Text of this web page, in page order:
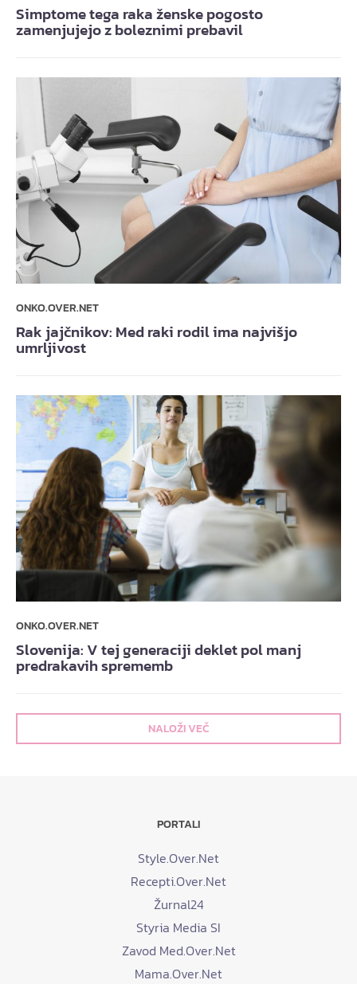
Simptome tega raka ženske pogosto
zamenjujejo z boleznimi prebavil
ONKO.OVER.NET
Rak jajčnikov: Med raki rodil ima najvišjo
umrljivost
ONKO.OVER.NET
Slovenija: V tej generaciji deklet pol manj
predrakavih sprememb
NALOŽI VEČ
PORTALI
Style.Over.Net
Recepti.Over.Net
Žurnal24
Styria Media SI
Zavod Med.Over.Net
Mama.Over.Net